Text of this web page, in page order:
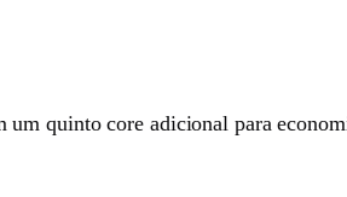
quinto core adicional para